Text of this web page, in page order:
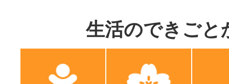
生活のできごと